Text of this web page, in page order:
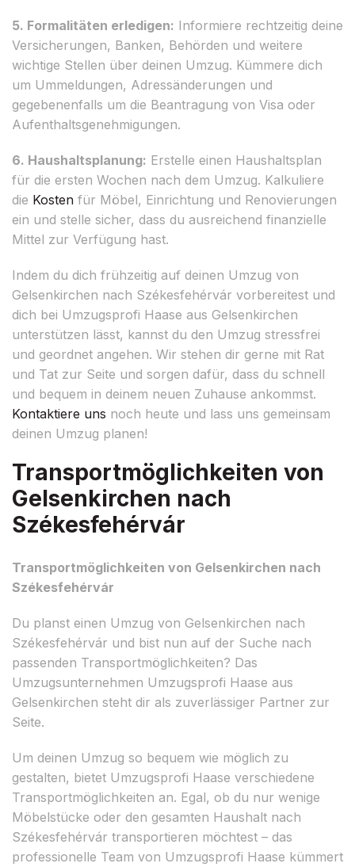
5. Formalitäten erledigen: Informiere rechtzeitig deine
Versicherungen, Banken, Behörden und weitere
wichtige Stellen über deinen Umzug. Kümmere dich
um Ummeldungen, Adressänderungen und
gegebenenfalls um die Beantragung von Visa oder
Aufenthaltsgenehmigungen.
6. Haushaltsplanung: Erstelle einen Haushaltsplan
für die ersten Wochen nach dem Umzug. Kalkuliere
die Kosten für Möbel, Einrichtung und Renovierungen
ein und stelle sicher, dass du ausreichend finanzielle
Mittel zur Verfügung hast.
Indem du dich frühzeitig auf deinen Umzug von
Gelsenkirchen nach Székesfehérvár vorbereitest und
dich bei Umzugsprofi Haase aus Gelsenkirchen
unterstützen lässt, kannst du den Umzug stressfrei
und geordnet angehen. Wir stehen dir gerne mit Rat
und Tat zur Seite und sorgen dafür, dass du schnell
und bequem in deinem neuen Zuhause ankommst.
Kontaktiere uns noch heute und lass uns gemeinsam
deinen Umzug planen!
Transportmöglichkeiten von
Gelsenkirchen nach
Székesfehérvár
Transportmöglichkeiten von Gelsenkirchen nach
Székesfehérvár
Du planst einen Umzug von Gelsenkirchen nach
Székesfehérvár und bist nun auf der Suche nach
passenden Transportmöglichkeiten? Das
Umzugsunternehmen Umzugsprofi Haase aus
Gelsenkirchen steht dir als zuverlässiger Partner zur
Seite.
Um deinen Umzug so bequem wie möglich zu
gestalten, bietet Umzugsprofi Haase verschiedene
Transportmöglichkeiten an. Egal, ob du nur wenige
Möbelstücke oder den gesamten Haushalt nach
Székesfehérvár transportieren möchtest – das
professionelle Team von Umzugsprofi Haase kümmert